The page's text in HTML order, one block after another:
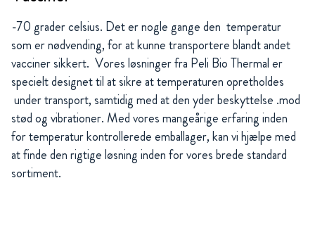
-70 grader celsius. Det er nogle gange den temperatur
som er nødvending, for at kunne transportere blandt andet
vacciner sikkert. Vores løsninger fra Peli Bio Thermal er
specielt designet til at sikre at temperaturen opretholdes
under transport, samtidig med at den yder beskyttelse .mod
stød og vibrationer. Med vores mangeårige erfaring inden
for temperatur kontrollerede emballager, kan vi hjælpe med
at finde den rigtige løsning inden for vores brede standard
sortiment.